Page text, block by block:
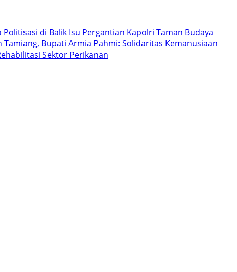
di Balik Isu Pergantian Kapolri Taman Budaya
Bupati Armia Pahmi: Solidaritas Kemanusiaan
Sektor Perikanan